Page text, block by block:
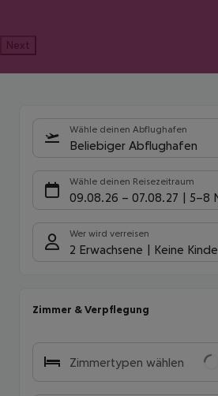
Next
Wähle deinen Abflughafen
Beliebiger Abflughafen
Wähle deinen Reisezeitraum
09.08.26 – 07.08.27 5-8
Wer wird verreisen
2 Erwachsene Keine
Zimmer & Verpflegung
Zimmertypen wählen